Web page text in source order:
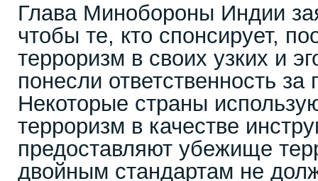
Глава Минобороны Индии
чтобы те, кто спонсирует,
терроризм в своих узких и
понесли ответственность за
Некоторые страны
терроризм в качестве
предоставляют убежище
двойным стандартам не